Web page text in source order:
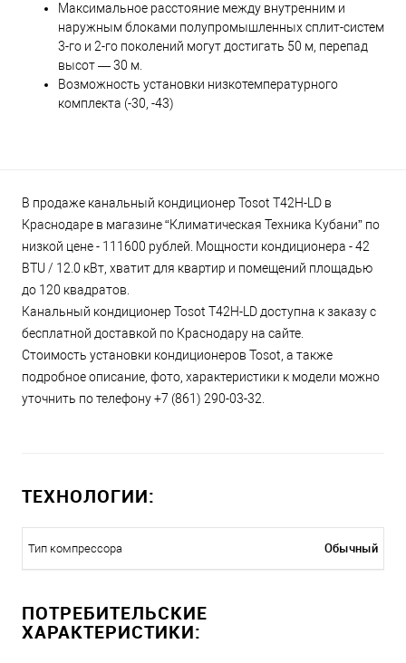
Максимальное расстояние между внутренним и
наружным блоками полупромышленных сплит-систем
3-го и 2-го поколений могут достигать 50 м, перепад
высот — 30 м.
Возможность установки низкотемпературного
комплекта (-30, -43)
В продаже канальный кондиционер Tosot T42H-LD в
Краснодаре в магазине “Климатическая Техника Кубани” по
низкой цене - 111600 рублей. Мощности кондиционера - 42
BTU / 12.0 кВт, хватит для квартир и помещений площадью
до 120 квадратов.
Канальный кондиционер Tosot T42H-LD доступна к заказу с
бесплатной доставкой по Краснодару на сайте.
Стоимость установки кондиционеров Tosot, а также
подробное описание, фото, характеристики к модели можно
уточнить по телефону +7 (861) 290-03-32.
ТЕХНОЛОГИИ:
Тип компрессора Обычный
ПОТРЕБИТЕЛЬСКИЕ
ХАРАКТЕРИСТИКИ: